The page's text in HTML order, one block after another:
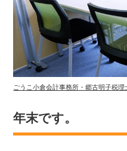
ごうこ小倉会計事務所・郷古明子税理
年末です。